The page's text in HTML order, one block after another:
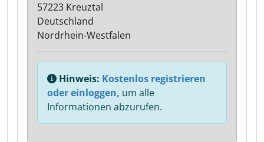
57223 Kreuztal
Deutschland
Nordrhein-Westfalen
Hinweis: Kostenlos registrieren
oder einloggen, um alle
Informationen abzurufen.